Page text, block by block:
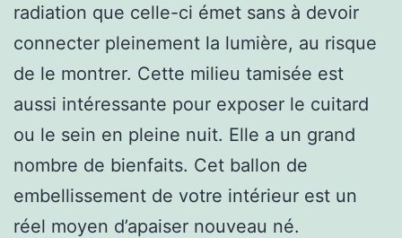
radiation que celle-ci émet sans à devoir
connecter pleinement la lumière, au risque
de le montrer. Cette milieu tamisée est
aussi intéressante pour exposer le cuitard
ou le sein en pleine nuit. Elle a un grand
nombre de bienfaits. Cet ballon de
embellissement de votre intérieur est un
réel moyen d’apaiser nouveau né.